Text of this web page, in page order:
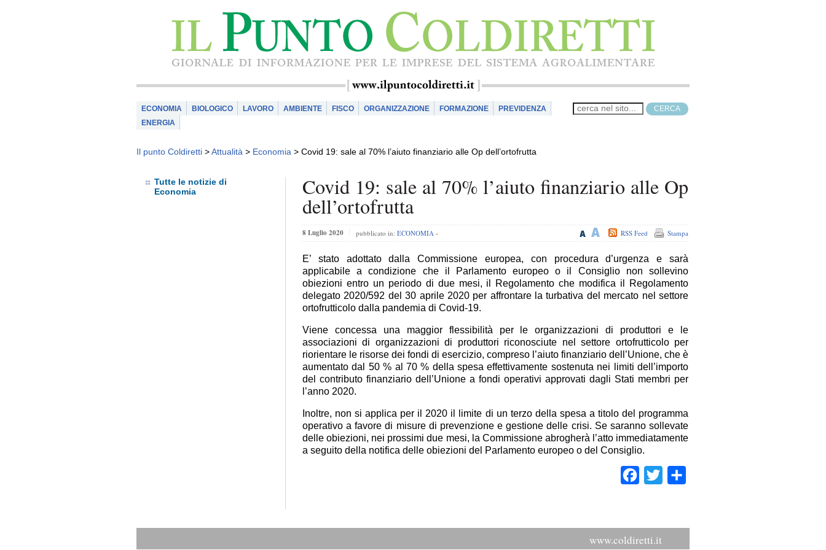
ECONOMIA BIOLOGICO LAVORO AMBIENTE FISCO ORGANIZZAZIONE FORMAZIONE
PREVIDENZA
ENERGIA
Il punto Coldiretti >Attualità > Economia > Covid 19: sale al 70% l’aiuto finanziario alle Op dell’ortofrutta
Tutte le notizie di
Economia
Covid 19: sale al 70% l’aiuto finanziario alle Op
dell’ortofrutta
8 Luglio 2020 pubblicato in: ECONOMIA - Stampa
RSS Feed
E’ stato adottato dalla Commissione europea, con procedura d’urgenza e sarà
applicabile a condizione che il Parlamento europeo o il Consiglio non sollevino
obiezioni entro un periodo di due mesi, il Regolamento che modifica il Regolamento
delegato 2020/592 del 30 aprile 2020 per affrontare la turbativa del mercato nel settore
ortofrutticolo dalla pandemia di Covid-19.
Viene concessa una maggior flessibilità per le organizzazioni di produttori e le
associazioni di organizzazioni di produttori riconosciute nel settore ortofrutticolo per
riorientare le risorse dei fondi di esercizio, compreso l’aiuto finanziario dell’Unione, che è
aumentato dal 50 % al 70 % della spesa effettivamente sostenuta nei limiti dell’importo
del contributo finanziario dell’Unione a fondi operativi approvati dagli Stati membri per
l’anno 2020.
Inoltre, non si applica per il 2020 il limite di un terzo della spesa a titolo del programma
operativo a favore di misure di prevenzione e gestione delle crisi. Se saranno sollevate
delle obiezioni, nei prossimi due mesi, la Commissione abrogherà l’atto immediatamente
a seguito della notifica delle obiezioni del Parlamento europeo o del Consiglio.
Facebook
Twitter
www.coldiretti.it